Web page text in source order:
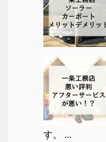
す。 ...